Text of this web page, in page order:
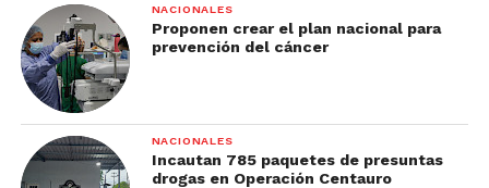
NACIONALES
Proponen crear el plan nacional para
prevención del cáncer
NACIONALES
Incautan 785 paquetes de presuntas
drogas en Operación Centauro